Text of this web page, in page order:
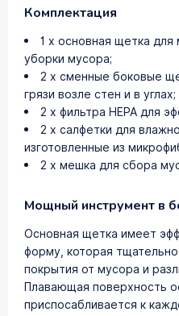
Комплектация
1 х основная щетка
уборки мусора;
2 х сменные боковые
грязи возле стен и в углах;
2 х фильтра HEPA для
2 х салфетки для
изготовленные из
2 х мешка для сбора
Мощный инструмент в
Основная щетка имеет
форму, которая
покрытия от мусора и
Плавающая поверхность
приспосабливается к